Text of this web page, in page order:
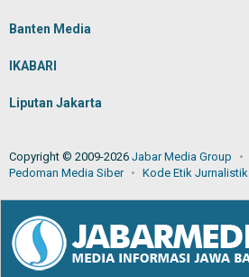
Banten Media
IKABARI
Liputan Jakarta
Copyright © 2009-2026 Jabar Media Group
Pedoman Media Siber
Kode Etik Jurnalistik